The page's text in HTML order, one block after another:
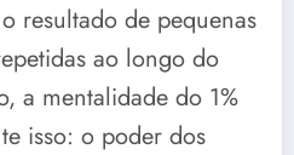
resultado de pequenas
ao longo do
a mentalidade do 1%
isso: o poder dos